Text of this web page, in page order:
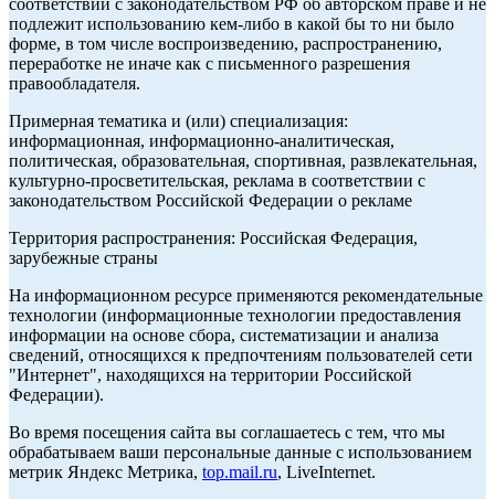
соответствии с законодательством РФ об авторском праве и не
подлежит использованию кем-либо в какой бы то ни было
форме, в том числе воспроизведению, распространению,
переработке не иначе как с письменного разрешения
правообладателя.
Примерная тематика и (или) специализация:
информационная, информационно-аналитическая,
политическая, образовательная, спортивная, развлекательная,
культурно-просветительская, реклама в соответствии с
законодательством Российской Федерации о рекламе
Территория распространения: Российская Федерация,
зарубежные страны
На информационном ресурсе применяются рекомендательные
технологии (информационные технологии предоставления
информации на основе сбора, систематизации и анализа
сведений, относящихся к предпочтениям пользователей сети
"Интернет", находящихся на территории Российской
Федерации).
Во время посещения сайта вы соглашаетесь с тем, что мы
обрабатываем ваши персональные данные с использованием
метрик Яндекс Метрика, top.mail.ru, LiveInternet.